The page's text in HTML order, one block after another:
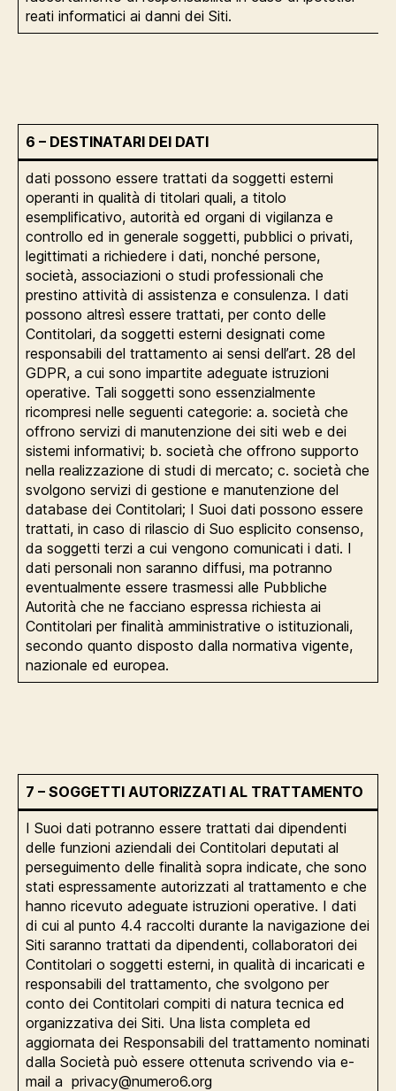
reati informatici ai danni dei Siti.
6 – DESTINATARI DEI DATI
dati possono essere trattati da soggetti esterni
operanti in qualità di titolari quali, a titolo
esemplificativo, autorità ed organi di vigilanza e
controllo ed in generale soggetti, pubblici o privati,
legittimati a richiedere i dati, nonché persone,
società, associazioni o studi professionali che
prestino attività di assistenza e consulenza. I dati
possono altresì essere trattati, per conto delle
Contitolari, da soggetti esterni designati come
responsabili del trattamento ai sensi dell’art. 28 del
GDPR, a cui sono impartite adeguate istruzioni
operative. Tali soggetti sono essenzialmente
ricompresi nelle seguenti categorie: a. società che
offrono servizi di manutenzione dei siti web e dei
sistemi informativi; b. società che offrono supporto
nella realizzazione di studi di mercato; c. società che
svolgono servizi di gestione e manutenzione del
database dei Contitolari; I Suoi dati possono essere
trattati, in caso di rilascio di Suo esplicito consenso,
da soggetti terzi a cui vengono comunicati i dati. I
dati personali non saranno diffusi, ma potranno
eventualmente essere trasmessi alle Pubbliche
Autorità che ne facciano espressa richiesta ai
Contitolari per finalità amministrative o istituzionali,
secondo quanto disposto dalla normativa vigente,
nazionale ed europea.
7 – SOGGETTI AUTORIZZATI AL TRATTAMENTO
I Suoi dati potranno essere trattati dai dipendenti
delle funzioni aziendali dei Contitolari deputati al
perseguimento delle finalità sopra indicate, che sono
stati espressamente autorizzati al trattamento e che
hanno ricevuto adeguate istruzioni operative. I dati
di cui al punto 4.4 raccolti durante la navigazione dei
Siti saranno trattati da dipendenti, collaboratori dei
Contitolari o soggetti esterni, in qualità di incaricati e
responsabili del trattamento, che svolgono per
conto dei Contitolari compiti di natura tecnica ed
organizzativa dei Siti. Una lista completa ed
aggiornata dei Responsabili del trattamento nominati
dalla Società può essere ottenuta scrivendo via e-
mail a privacy@numero6.org